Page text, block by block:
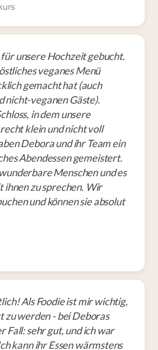
unsere Hochzeit gebucht.
veganes Menü
gemacht hat (auch
nicht-veganen Gäste).
in dem unsere
klein und nicht voll
Debora und ihr Team ein
Abendessen gemeistert.
Menschen und es
ihnen zu sprechen. Wir
und können sie absolut
Als Foodie ist mir wichtig,
zu werden - bei Deboras
Fall: sehr gut, und ich war
kann ihr Essen wärmstens